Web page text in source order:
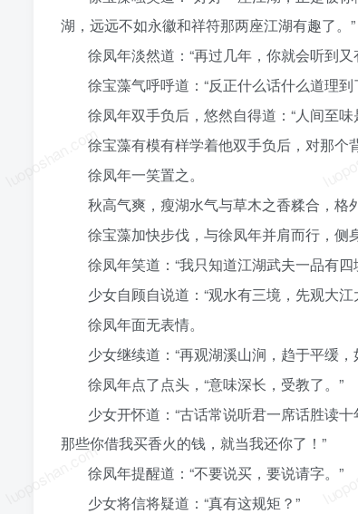
luoposhan.com
luoposhan.com
湖，远远不如永徽和祥符那两座江湖有趣了。”
徐凤年淡然道：“再过几年，你就会听到
徐宝藻气呼呼道：“反正什么话什么道理
徐凤年双手负后，悠然自得道：“人间至
徐宝藻有模有样学着他双手负后，对那个
徐凤年一笑置之。
秋高气爽，瘦湖水气与草木之香糅合，格
徐宝藻加快步伐，与徐凤年并肩而行，侧
徐凤年笑道：“我只知道江湖武夫一品有四
少女自顾自说道：“观水有三境，先观大
徐凤年面无表情。
少女继续道：“再观湖溪山涧，趋于平缓
徐凤年点了点头，“意味深长，受教了。”
少女开怀道：“古话常说听君一席话胜读
那些你借我买香火的钱，就当我还你了！”
徐凤年提醒道：“不要说买，要说请字。”
少女将信将疑道：“真有这规矩？”